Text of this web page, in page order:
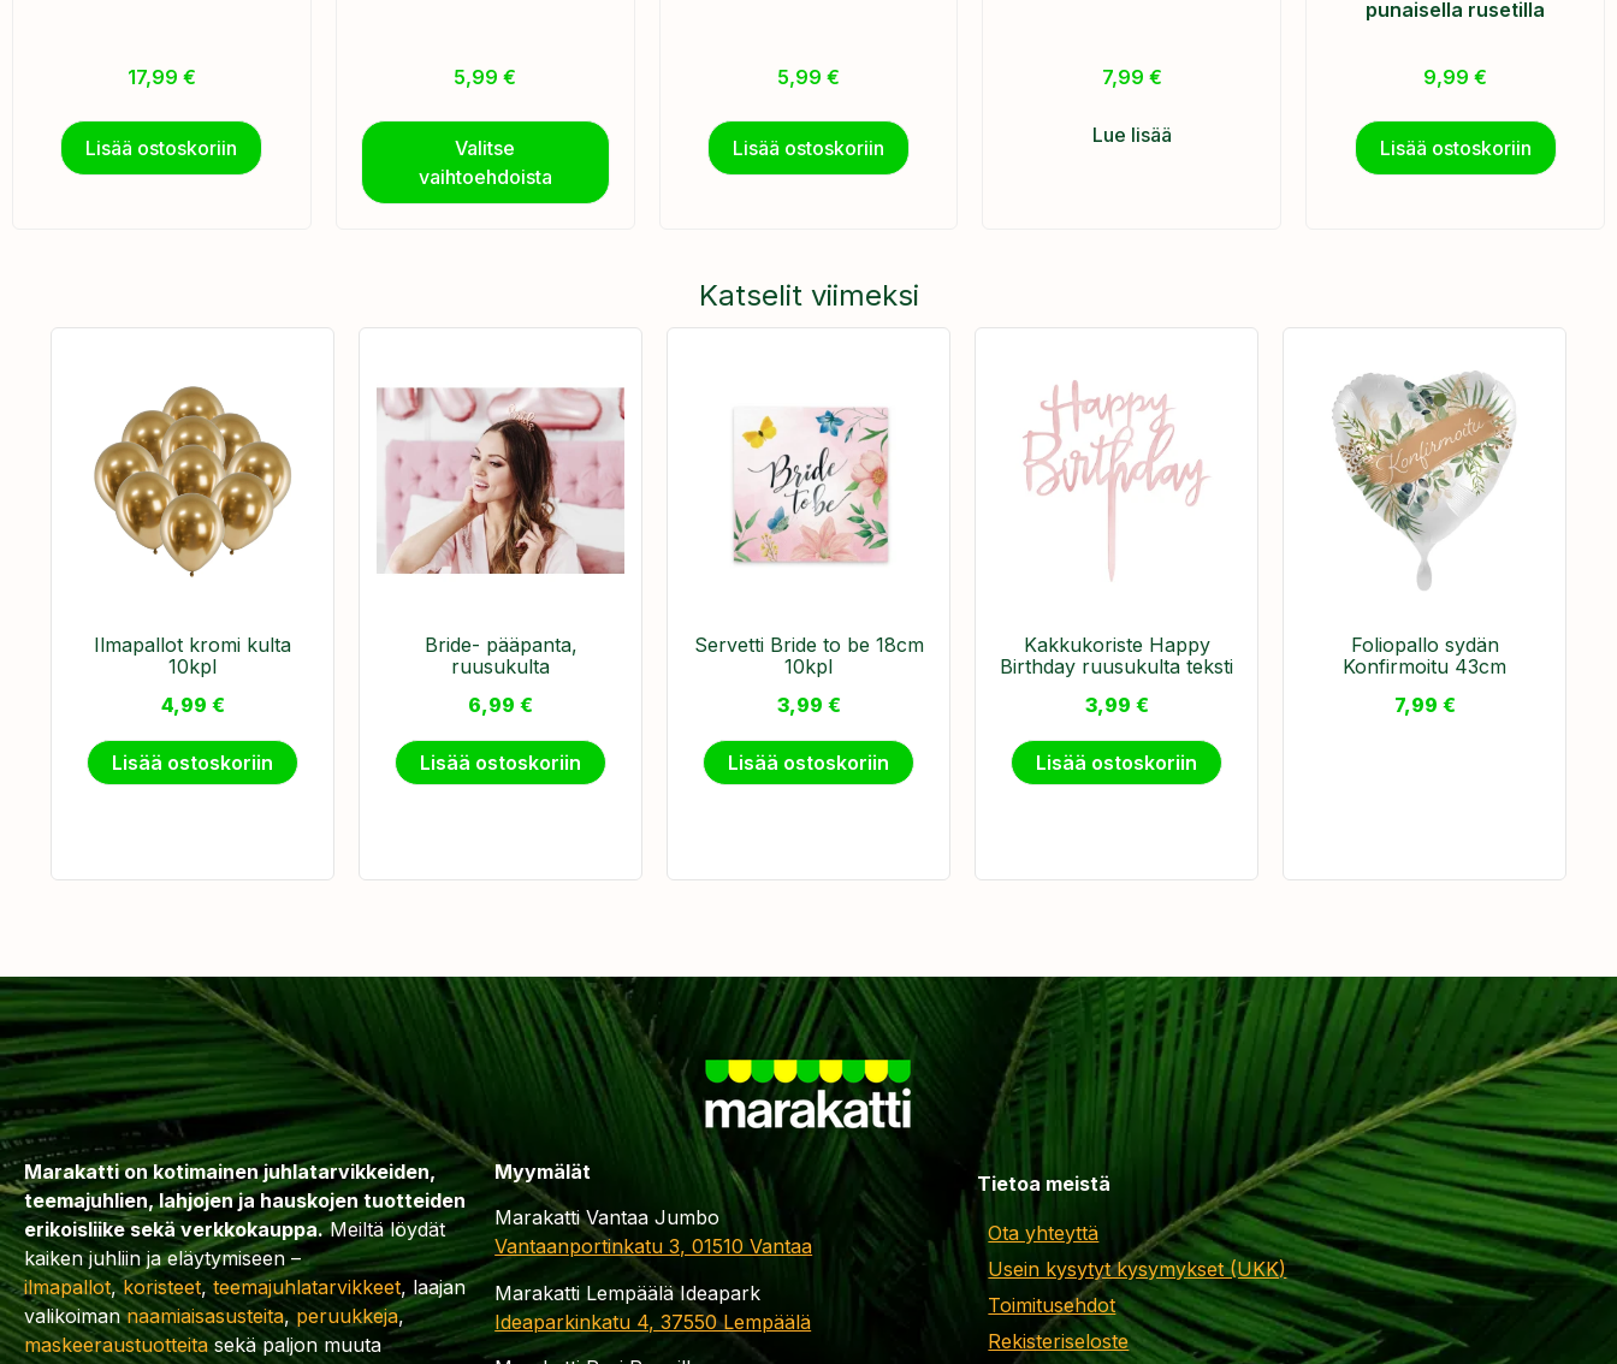
17,99 €
Lisää ostoskoriin
5,99€
Valitse
vaihtoehdoista
5,99 €
Lisää ostoskoriin
7,99 €
Lue lisää
punaisella rusetilla
9,99€
Lisää ostoskoriin
Katselit viimeksi
Ilmapallot kromi kulta
10kpl
4,99 €
Lisää ostoskoriin
​Bride- pääpanta,
ruusukulta
6,99 €
Lisää ostoskoriin
Servetti Bride to be 18cm
10kpl
3,99 €
Lisää ostoskoriin
Kakkukoriste Happy
Birthday ruusukulta teksti
3,99 €
Lisää ostoskoriin
Foliopallo sydän
Konfirmoitu 43cm
7,99 €
Marakatti on kotimainen juhlatarvikkeiden,
teemajuhlien, lahjojen ja hauskojen tuotteiden
erikoisliike sekä verkkokauppa.Meiltä löydät
kaiken juhliin ja eläytymiseen –
ilmapallot,koristeet, teemajuhlatarvikkeet, laajan
valikoimannaamiaisasusteita, peruukkeja,
maskeeraustuotteitasekä paljon muuta
Myymälät
Marakatti Vantaa Jumbo
Vantaanportinkatu 3, 01510 Vantaa
Marakatti Lempäälä Ideapark
Ideaparkinkatu 4, 37550 Lempäälä
Tietoa meistä
Ota yhteyttä
Usein kysytyt kysymykset (UKK)
Toimitusehdot
Rekisteriseloste